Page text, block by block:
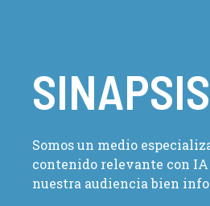
SINAPSIS
Somos un medio
contenido relevante con
nuestra audiencia bien